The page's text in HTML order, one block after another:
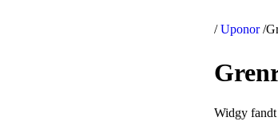
/ Uponor /
Widgy